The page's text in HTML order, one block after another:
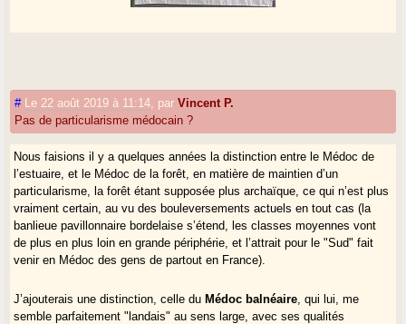
# Le 22 août 2019 à 11:14 parVincent P.
Pas de particularisme médocain ?
Nous faisions il y a quelques années la distinction entre le Médoc de
l’estuaire, et le Médoc de la forêt, en matière de maintien d’un
particularisme, la forêt étant supposée plus archaïque, ce qui n’est plus
vraiment certain, au vu des bouleversements actuels en tout cas (la
banlieue pavillonnaire bordelaise s’étend, les classes moyennes vont
de plus en plus loin en grande périphérie, et l’attrait pour le "Sud" fait
venir en Médoc des gens de partout en France).
J’ajouterais une distinction, celle du Médoc balnéaire , qui lui, me
semble parfaitement "landais" au sens large, avec ses qualités